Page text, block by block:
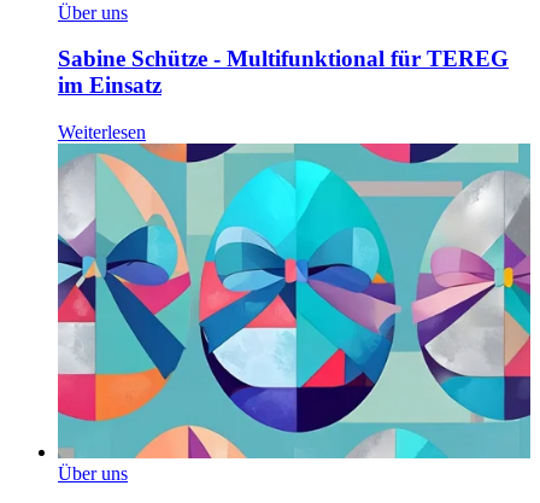
Über uns
Sabine Schütze - Multifunktional für TEREG
im Einsatz
Weiterlesen
Über uns